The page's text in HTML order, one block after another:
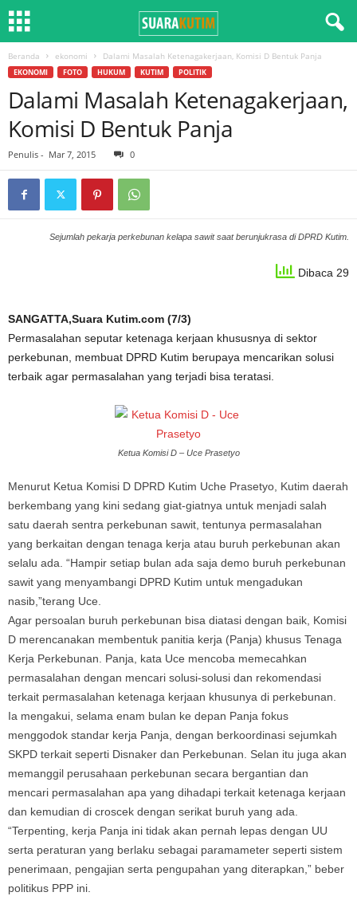
Beranda ekonomi Dalami Masalah Ketenagakerjaan, Komisi D Bentuk Panja
EKONOMI FOTO HUKUM KUTIM POLITIK
Dalami Masalah Ketenagakerjaan,
Komisi D Bentuk Panja
Penulis - Mar 7, 2015 0
Sejumlah pekarja perkebunan kelapa sawit saat berunjukrasa di DPRD Kutim.
Dibaca 29
SANGATTA,Suara Kutim.com (7/3)
Permasalahan seputar ketenaga kerjaan khususnya di sektor
perkebunan, membuat DPRD Kutim berupaya mencarikan solusi
terbaik agar permasalahan yang terjadi bisa teratasi.
Ketua Komisi D – Uce Prasetyo
Menurut Ketua Komisi D DPRD Kutim Uche Prasetyo, Kutim daerah
berkembang yang kini sedang giat-giatnya untuk menjadi salah
satu daerah sentra perkebunan sawit, tentunya permasalahan
yang berkaitan dengan tenaga kerja atau buruh perkebunan akan
selalu ada. “Hampir setiap bulan ada saja demo buruh perkebunan
sawit yang menyambangi DPRD Kutim untuk mengadukan
nasib,”terang Uce.
Agar persoalan buruh perkebunan bisa diatasi dengan baik, Komisi
D merencanakan membentuk panitia kerja (Panja) khusus Tenaga
Kerja Perkebunan. Panja, kata Uce mencoba memecahkan
permasalahan dengan mencari solusi-solusi dan rekomendasi
terkait permasalahan ketenaga kerjaan khusunya di perkebunan.
Ia mengakui, selama enam bulan ke depan Panja fokus
menggodok standar kerja Panja, dengan berkoordinasi sejumkah
SKPD terkait seperti Disnaker dan Perkebunan. Selan itu juga akan
memanggil perusahaan perkebunan secara bergantian dan
mencari permasalahan apa yang dihadapi terkait ketenaga kerjaan
dan kemudian di croscek dengan serikat buruh yang ada.
“Terpenting, kerja Panja ini tidak akan pernah lepas dengan UU
serta peraturan yang berlaku sebagai paramameter seperti sistem
penerimaan, pengajian serta pengupahan yang diterapkan,” beber
politikus PPP ini.